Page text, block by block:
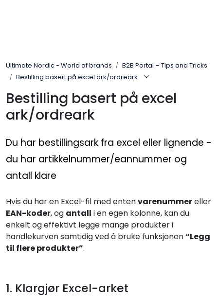
Ultimate Nordic - World of brands
B2B Portal – Tips and Tricks
Bestilling basert på excel ark/ordreark
Bestilling basert på excel
ark/ordreark
Du har bestillingsark fra excel eller lignende -
du har artikkelnummer/eannummer og
antall klare
Hvis du har en Excel-fil med entenvarenummereller
EAN-koder, og antall i en egen kolonne, kan du
enkelt og effektivt legge mange produkter i
handlekurven samtidig ved å bruke funksjonen“Legg
til flere produkter”.
1. Klargjør Excel-arket
News/Info
Mediaportalen